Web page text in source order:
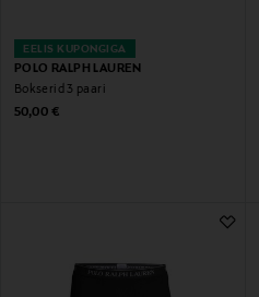
EELIS KUPONGIGA
POLO RALPH LAUREN
Bokserid 3 paari
Original Price
50,00 €